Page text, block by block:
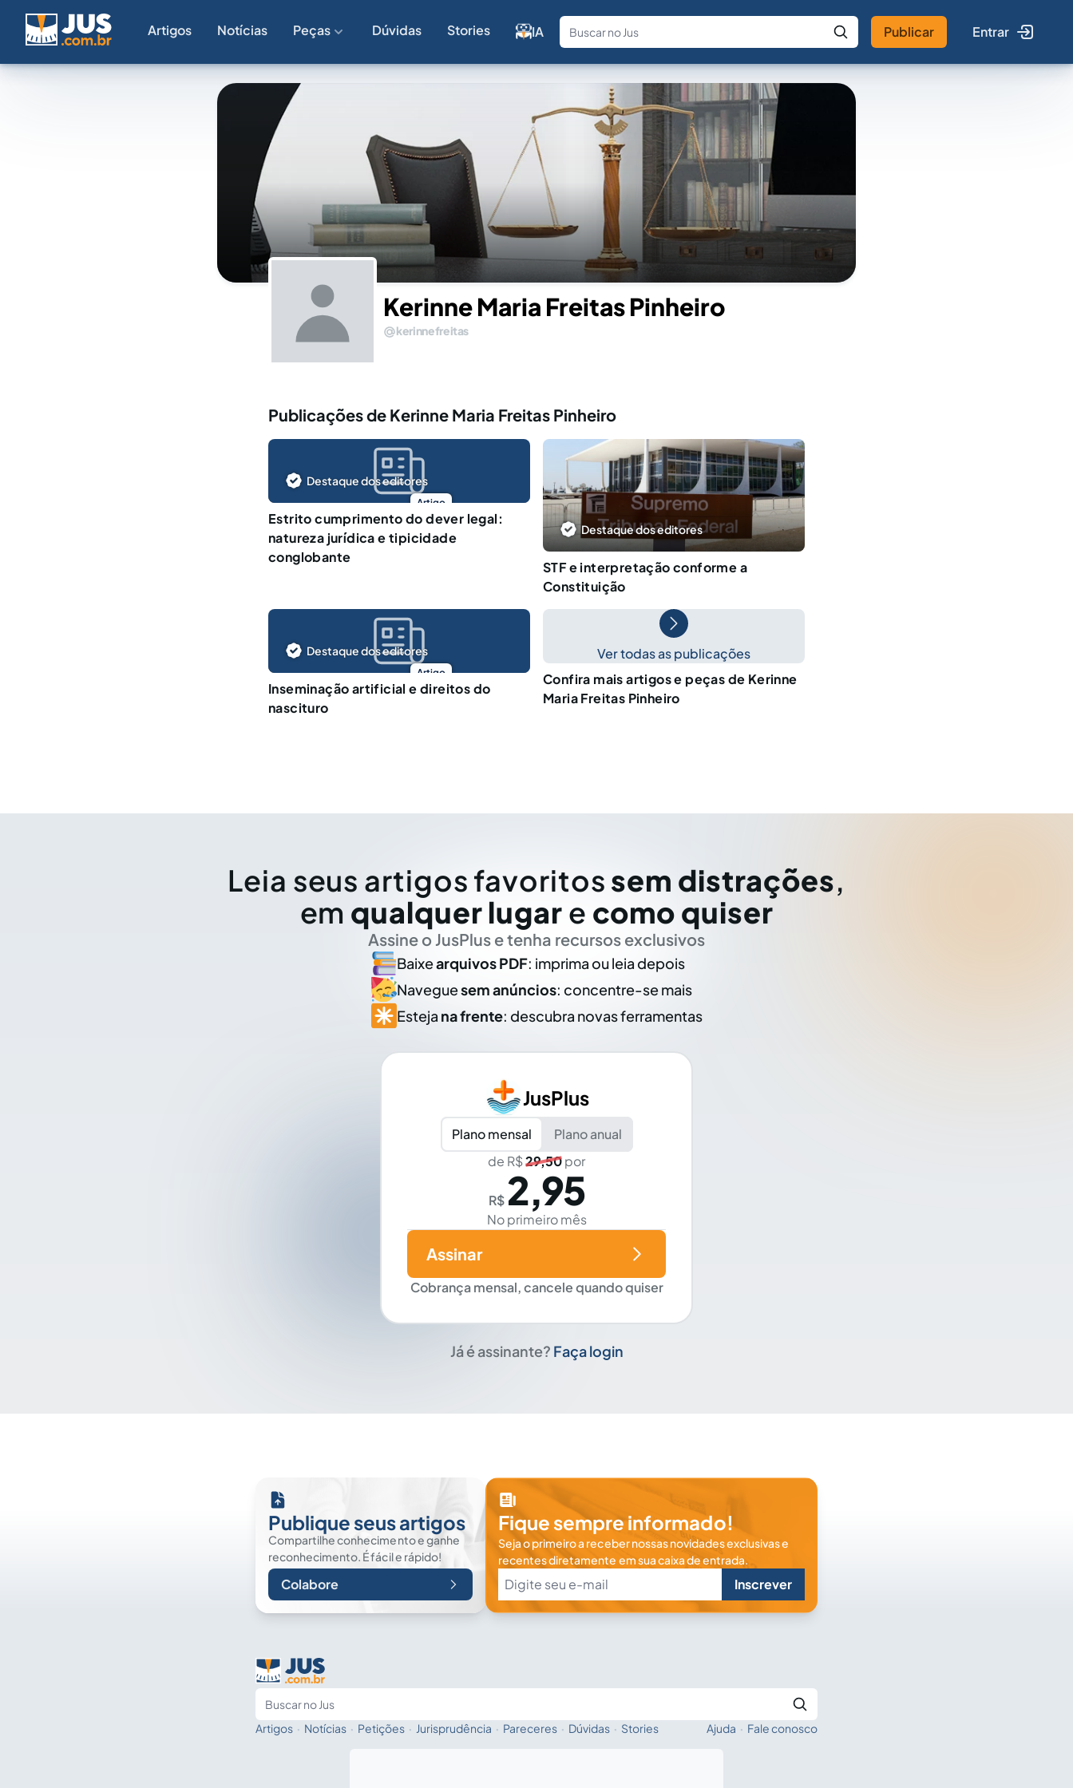
Artigos Notícias Peças Dúvidas Stories IA
Fale com a IA Buscar no Jus
Publicar Entrar
Kerinne Maria Freitas Pinheiro
kerinnefreitas
Publicações de Kerinne Maria Freitas Pinheiro
Artigo
Destaque dos editores
Estrito cumprimento do dever legal:
natureza jurídica e tipicidade
conglobante
Destaque dos editores
STF e interpretação conforme a
Constituição
Artigo
Destaque dos editores
Inseminação artificial e direitos do
nascituro
Ver todas as publicações
Confira mais artigos e peças de Kerinne
Maria Freitas Pinheiro
Leia seus artigos favoritos sem distrações,
em qualquer lugar e como quiser
Assine o JusPlus e tenha recursos exclusivos
Baixearquivos PDF: imprima ou leia depois
Naveguesem anúncios: concentre-se mais
Esteja na frente: descubra novas ferramentas
JusPlus
Plano mensal
Plano anual
de R$29,50por
R$ 2,95
No primeiro mês
Cobrança mensal, cancele quando quiser
Assinar
Já é assinante? Faça login
Publique seus artigos
Compartilhe conhecimento e ganhe
reconhecimento. É fácil e rápido!
Colabore
Fique sempre informado!
Seja o primeiro a receber nossas novidades exclusivas e
recentes diretamente em sua caixa de entrada.
Inscrever
Artigos · Notícias · Petições · Jurisprudência · Pareceres · Dúvidas · Stories Ajuda · Fale conosco